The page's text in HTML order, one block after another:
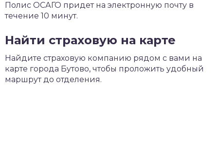
Полис ОСАГО придет на электронную почту в
течение 10 минут.
Найти страховую на карте
Найдите страховую компанию рядом с вами на
карте города Бутово, чтобы проложить удобный
маршрут до отделения.